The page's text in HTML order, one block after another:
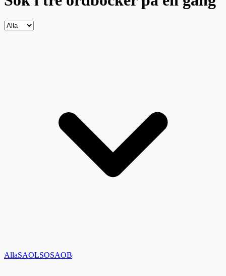
AllaSAOLSOSAOB